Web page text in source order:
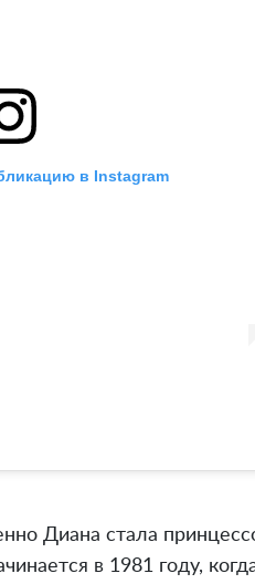
в Instagram
Диана стала
в 1981 году,